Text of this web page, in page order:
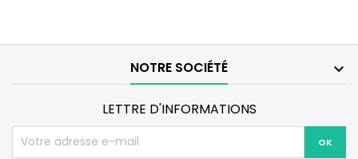
6mm
NOTRE SOCIÉTÉ 
LETTRE D'INFORMATIONS